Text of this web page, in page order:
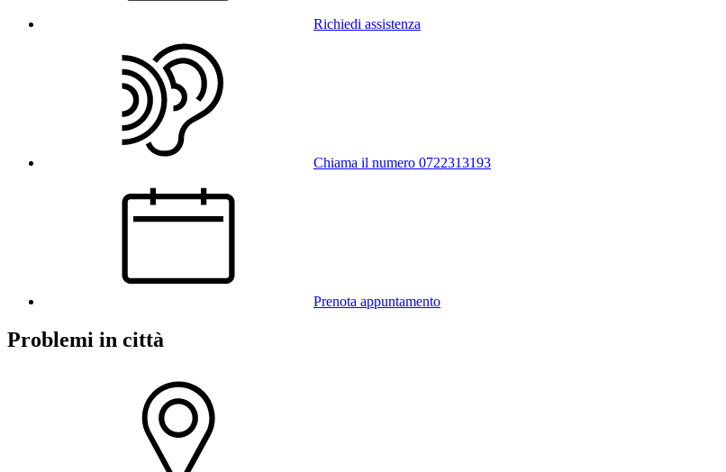
Richiedi assistenza
Chiama il numero 0722313193
Prenota appuntamento
Problemi in città